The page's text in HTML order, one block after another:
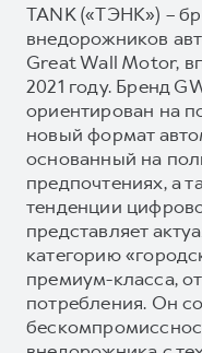
TANK («ТЭНК») –
внедорожников
Great Wall Motor,
2021 году. Бренд
ориентирован на
новый формат
основанный на
предпочтениях, а
тенденции
представляет
категорию
премиум-класса,
потребления. Он